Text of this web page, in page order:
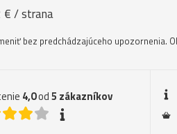
€ / strana
bez predchádzajúceho upozornenia.
4,0od5 zákazníkov